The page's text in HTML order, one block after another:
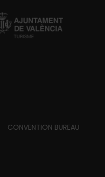
CONVENTION BUREAU